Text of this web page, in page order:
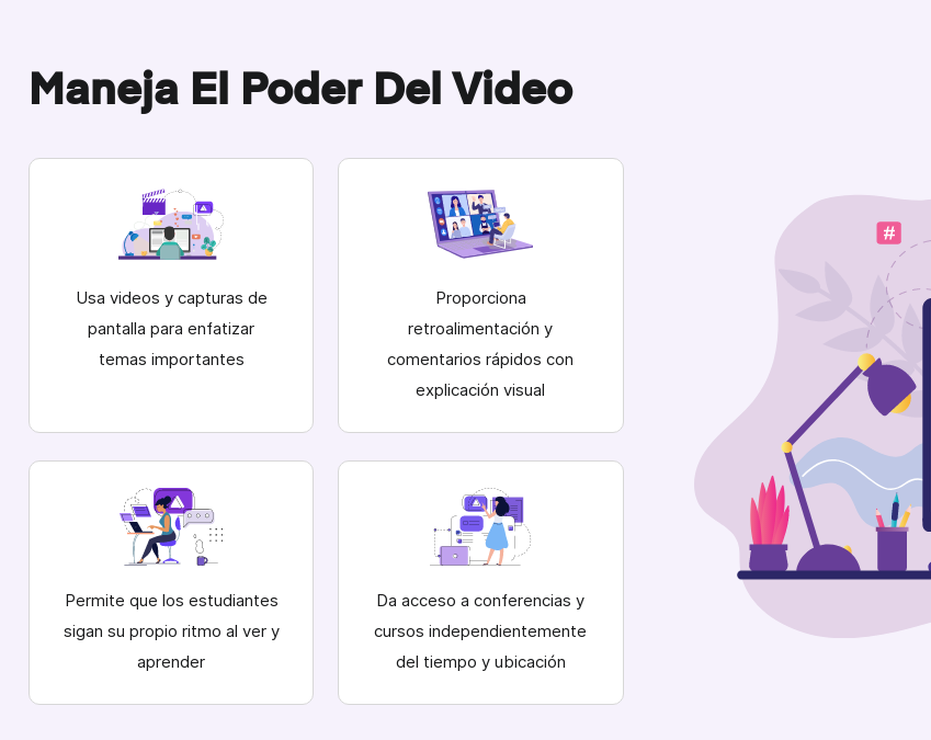
Maneja El Poder Del Video
Usa videos y capturas de
pantalla para enfatizar
temas importantes
Proporciona
retroalimentación y
comentarios rápidos con
explicación visual
Permite que los estudiantes
sigan su propio ritmo al ver y
aprender
Da acceso a conferencias y
cursos independientemente
del tiempo y ubicación